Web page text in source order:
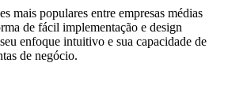
mais populares entre empresas médias
de fácil implementação e design
enfoque intuitivo e sua capacidade de
de negócio.